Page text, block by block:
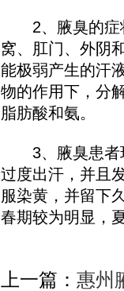
2、腋臭的症状
窝、肛门、外阴
能极弱产生的汗
物的作用下，分
脂肪酸和氨。
3、腋臭患者环
过度出汗，并且
服染黄，并留下
春期较为明显，
上一篇： 惠州